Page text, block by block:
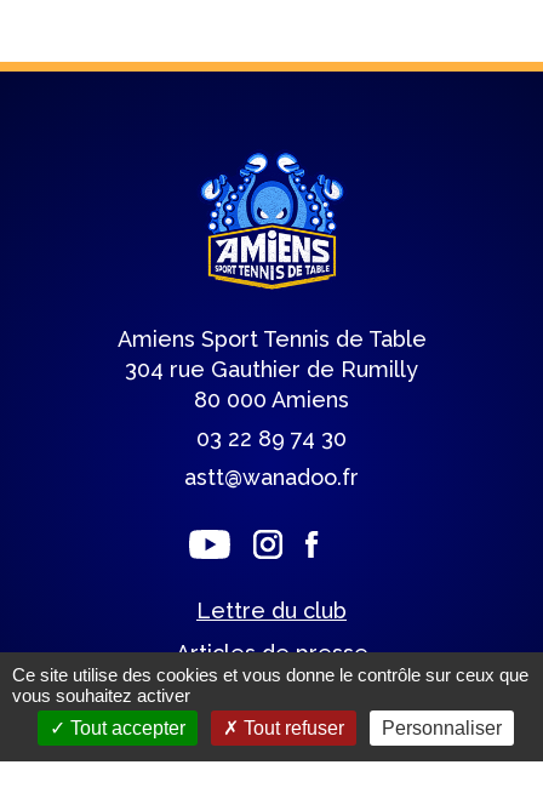
Amiens Sport Tennis de Table
304 rue Gauthier de Rumilly
80 000 Amiens
03 22 89 74 30
astt@wanadoo.fr
Lettre du club
Articles de presse
Mentions légales.(c) Tous droits réservés.
Ce site utilise des cookies et vous donne le contrôle sur ceux que
vous souhaitez activer
Tout accepter
Tout refuser Personnaliser